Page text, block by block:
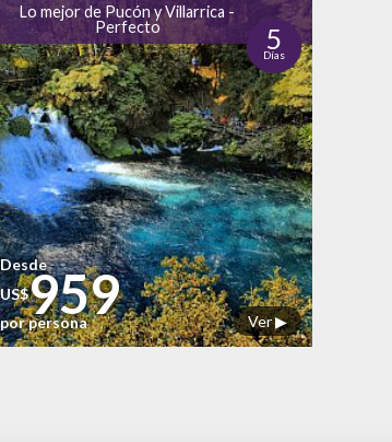
Lo mejor de Pucón y Villarrica -
Perfecto
5
Días
Ver ▶
Desde
US$959
por persona